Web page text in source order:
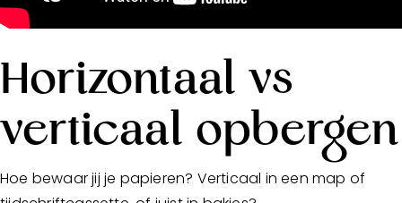
Horizontaal vs
verticaal opbergen
Hoe bewaar jij je papieren? Verticaal in een map of